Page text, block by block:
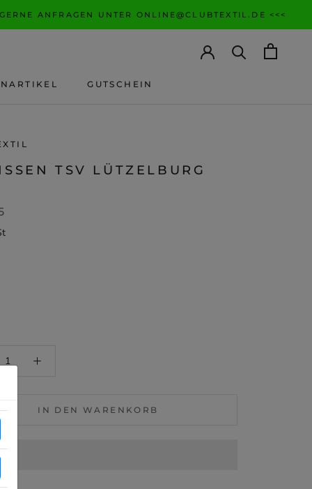
ANFRAGEN UNTER ONLINE@CLUBTEXTIL.DE <<<
GUTSCHEIN
TSV LÜTZELBURG
IN DEN WARENKORB